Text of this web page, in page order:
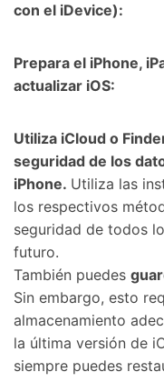
con el iDevice):󠀲󠀩󠀠󠀥󠀦󠀩󠀨󠀨󠀳
Prepara el iPhone,
actualizar iOS:󠀲󠀩󠀠󠀥󠀦󠀩󠀨󠀩󠀳
󠀰Utiliza iCloud o
seguridad de los
iPhone.󠀲󠀩󠀠󠀥󠀦󠀩󠀩󠀠󠀳󠀰 Utiliza las
los respectivos
seguridad de todos
futuro.󠀲󠀩󠀠󠀥󠀦󠀩󠀩󠀡󠀳
󠀰También puedes
Sin embargo, esto
almacenamiento
la última versión de
siempre puedes